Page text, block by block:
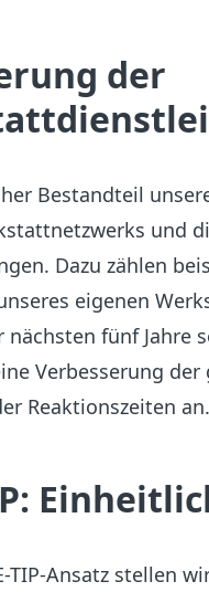
der
Bestandteil
und
Dazu zählen
eigenen
nächsten fünf Jahre
Verbesserung
Reaktionszeiten an.
TIP-Ansatz stellen